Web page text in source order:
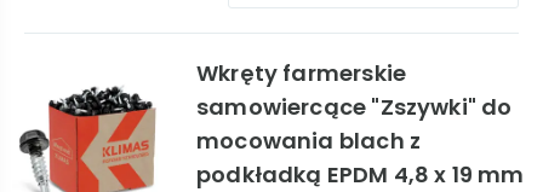
Wkręty farmerskie
samowiercące "Zszywki" do
mocowania blach z
podkładką EPDM 4,8 x 19 mm